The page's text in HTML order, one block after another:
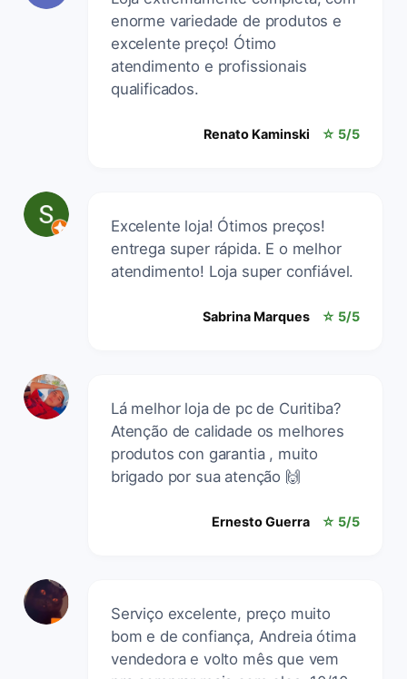
enorme variedade de produtos e
excelente preço! Ótimo
atendimento e profissionais
qualificados.
Renato Kaminski ☆ 5/5
Excelente loja! Ótimos preços!
entrega super rápida. E o melhor
atendimento! Loja super confiável.
Sabrina Marques ☆ 5/5
Lá melhor loja de pc de Curitiba?
Atenção de calidade os melhores
produtos con garantia , muito
brigado por sua atenção 🙌
Ernesto Guerra ☆ 5/5
Serviço excelente, preço muito
bom e de confiança, Andreia ótima
vendedora e volto mês que vem